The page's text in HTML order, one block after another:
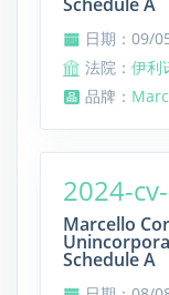
日期：09/
法院： 伊利
品牌：
2024-
Marcello
Schedule A